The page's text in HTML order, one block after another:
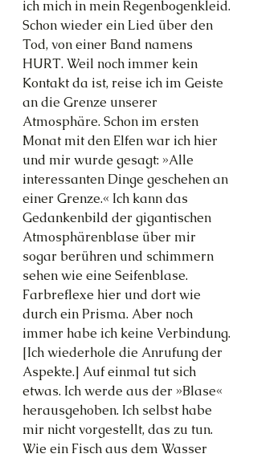
ich mich in mein Regenbogenkleid.
Schon wieder ein Lied über den
Tod, von einer Band namens
HURT. Weil noch immer kein
Kontakt da ist, reise ich im Geiste
an die Grenze unserer
Atmosphäre. Schon im ersten
Monat mit den Elfen war ich hier
und mir wurde gesagt: »Alle
interessanten Dinge geschehen an
einer Grenze.« Ich kann das
Gedankenbild der gigantischen
Atmosphärenblase über mir
sogar berühren und schimmern
sehen wie eine Seifenblase.
Farbreflexe hier und dort wie
durch ein Prisma. Aber noch
immer habe ich keine Verbindung.
[Ich wiederhole die Anrufung der
Aspekte.] Auf einmal tut sich
etwas. Ich werde aus der »Blase«
herausgehoben. Ich selbst habe
mir nicht vorgestellt, das zu tun.
Wie ein Fisch aus dem Wasser